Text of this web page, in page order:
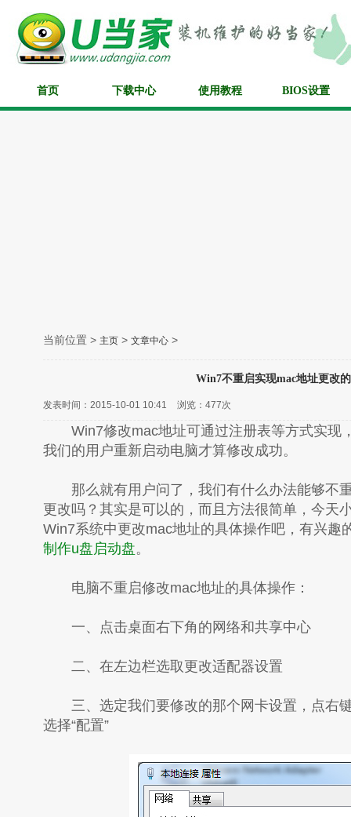
首页 下载中心 使用教程 BIOS设置
当前位置 > 主页 > 文章中心 >
Win7不重启实现mac地址更改
发表时间：2015-10-01 10:41 浏览： 477次
Win7修改mac地址可通过注册表等方式实现
我们的用户重新启动电脑才算修改成功。
那么就有用户问了，我们有什么办法能够不
更改吗？其实是可以的，而且方法很简单，今天
Win7系统中更改mac地址的具体操作吧，有兴趣
制作u盘启动盘。
电脑不重启修改mac地址的具体操作：
一、点击桌面右下角的网络和共享中心
二、在左边栏选取更改适配器设置
三、选定我们要修改的那个网卡设置，点右
选择“配置”